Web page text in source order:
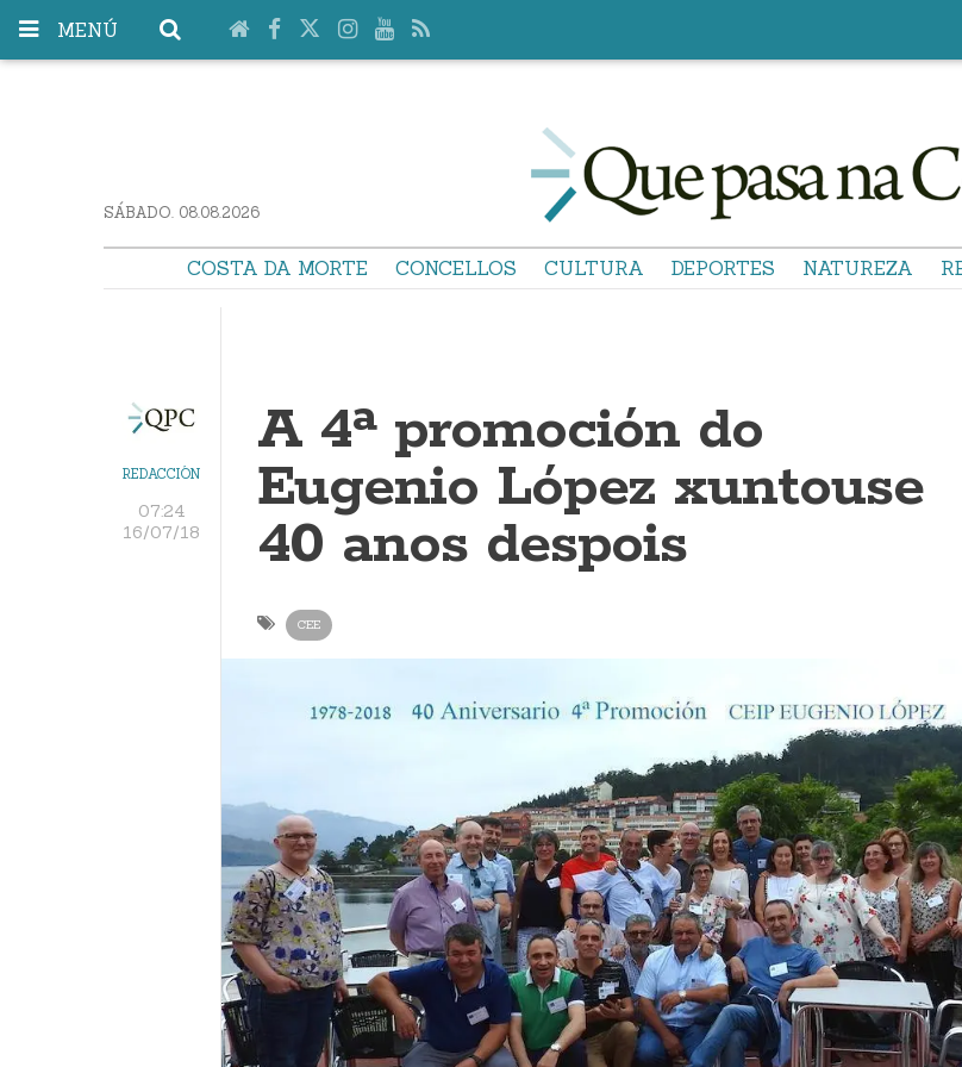
MENÚ
SÁBADO. 08.08.2026
COSTA DA MORTE CONCELLOS CULTURA DEPORTES NATUREZA
REDACCIÓN
07:24
16/07/18
A 4ª promoción do
Eugenio López xuntouse
40 anos despois
CEE